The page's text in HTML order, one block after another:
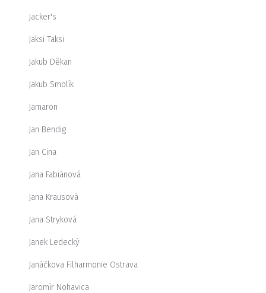
Jacker's
Jaksi Taksi
Jakub Děkan
Jakub Smolík
Jamaron
Jan Bendig
Jan Cina
Jana Fabiánová
Jana Krausová
Jana Stryková
Janek Ledecký
Janáčkova Filharmonie Ostrava
Jaromír Nohavica